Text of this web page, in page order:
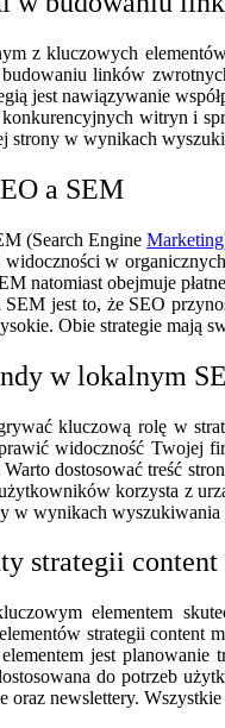
z kluczowych
linków
jest nawiązywanie
witryn i
strony w wynikach
a SEM
(Search EngineMarketing
w
natomiast obejmuje
jest to, że SEO
Obie strategie mają
w lokalnym
kluczową rolę w
widoczność Twojej
dostosować treść
korzysta z
w wynikach
strategii
elementem
strategii content
jest
do potrzeb
oraz newslettery.